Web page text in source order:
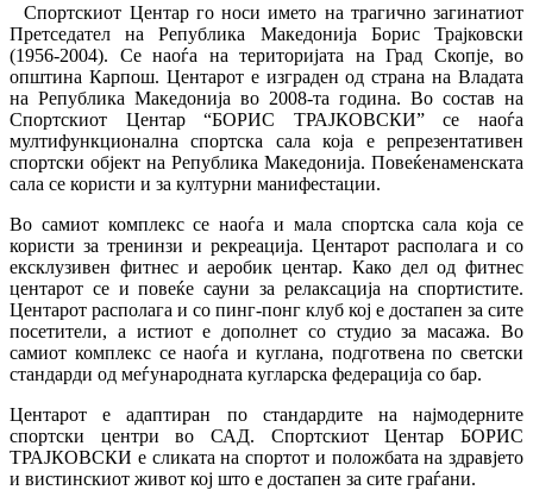
Спортскиот Центар го носи името на трагично загинатиот
Претседател на Република Македонија Борис Трајковски
(1956-2004). Се наоѓа на територијата на Град Скопје, во
општина Карпош. Центарот е изграден од страна на Владата
на Република Македонија во 2008-та година. Во состав на
Спортскиот Центар “БОРИС ТРАЈКОВСКИ” се наоѓа
мултифункционална спортска сала која е репрезентативен
спортски објект на Република Македонија. Повеќенаменската
сала се користи и за културни манифестации.
Во самиот комплекс се наоѓа и мала спортска сала која се
користи за тренинзи и рекреација. Центарот располага и со
ексклузивен фитнес и аеробик центар. Како дел од фитнес
центарот се и повеќе сауни за релаксација на спортистите.
Центарот располага и со пинг-понг клуб кој е достапен за сите
посетители, а истиот е дополнет со студио за масажа. Во
самиот комплекс се наоѓа и куглана, подготвена по светски
стандарди од меѓународната кугларска федерација со бар.
Центарот е адаптиран по стандардите на најмодерните
спортски центри во САД. Спортскиот Центар БОРИС
ТРАЈКОВСКИ е сликата на спортот и положбата на здравјето
и вистинскиот живот кој што е достапен за сите граѓани.